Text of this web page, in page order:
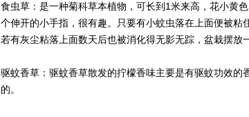
食虫草：是一种菊科草本植物，可长到1米来高，花小黄
个伸开的小手指，很有趣。只要有小蚊虫落在上面便被粘
若有灰尘粘落上面数天后也被消化得无影无踪，盆栽摆放
驱蚊香草：驱蚊香草散发的拧檬香味主要是有驱蚊功效的
的。